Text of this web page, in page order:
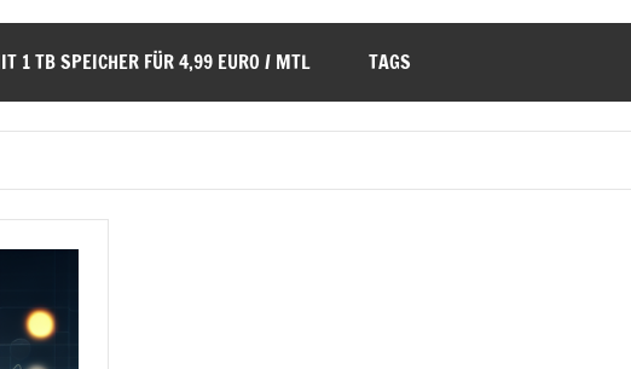
1 TB SPEICHER FÜR 4,99 EURO / MTL TAGS